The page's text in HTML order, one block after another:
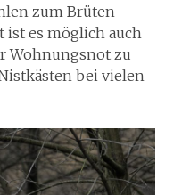
zum Brüten
ist es möglich auch
Wohnungsnot zu
bei vielen